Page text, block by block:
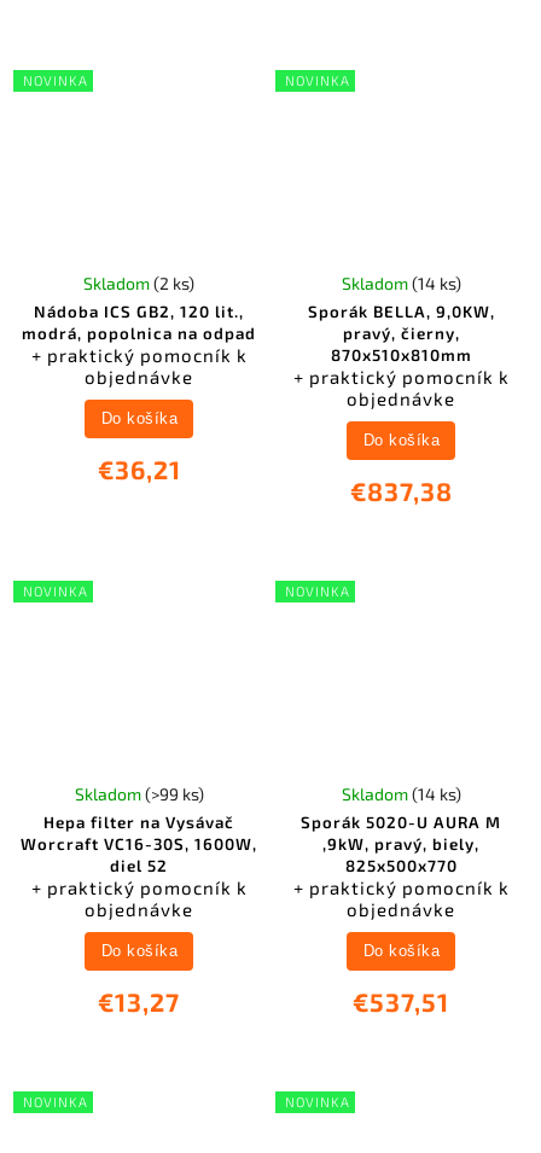
NOVINKA
Nádoba ICS GB2, 120 lit.,
modrá, popolnica na odpad
+ praktický pomocník k
objednávke
Skladom(2 ks)
€36,21
Do košíka
NOVINKA
Sporák BELLA, 9,0KW,
pravý, čierny,
870x510x810mm
+ praktický pomocník k
objednávke
Skladom(14 ks)
€837,38
Do košíka
NOVINKA
Hepa filter na Vysávač
Worcraft VC16-30S, 1600W,
diel 52
+ praktický pomocník k
objednávke
Skladom(>99 ks)
€13,27
Do košíka
NOVINKA
Sporák 5020-U AURA M
,9kW, pravý, biely,
825x500x770
+ praktický pomocník k
objednávke
Skladom(14 ks)
€537,51
Do košíka
NOVINKA NOVINKA